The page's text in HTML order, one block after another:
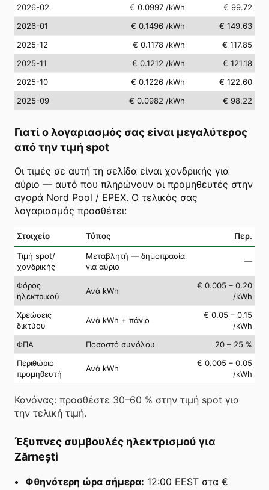
2026-02
€ 0.0997 /kWh
€ 99.72
2026-01
€ 0.1496 /kWh
€ 149.63
2025-12
€ 0.1178 /kWh
€ 117.85
2025-11
€ 0.1212 /kWh
€ 121.18
2025-10
€ 0.1226 /kWh
€ 122.60
2025-09
€ 0.0982 /kWh € 98.22
Γιατί ο λογαριασμός σας είναι μεγαλύτερος
από την τιμή spot
Οι τιμές σε αυτή τη σελίδα είναι χονδρικής για
αύριο — αυτό που πληρώνουν οι προμηθευτές στην
αγορά Nord Pool / EPEX. Ο τελικός σας
λογαριασμός προσθέτει:
Στοιχείο Τύπος Περ.
Τιμή spot/
χονδρικής
Μεταβλητή — δημοπρασία
για αύριο
—
Φόρος
ηλεκτρικού
Ανά kWh
€ 0.005 – 0.20
/kWh
Χρεώσεις
δικτύου
Ανά kWh + πάγιο
€ 0.05 – 0.15
/kWh
ΦΠΑ
Ποσοστό συνόλου
20 – 25 %
Περιθώριο
προμηθευτή
Ανά kWh
€ 0.005 – 0.05
/kWh
Κανόνας: προσθέστε 30–60 % στην τιμή spot για
την τελική τιμή.
Έξυπνες συμβουλές ηλεκτρισμού για
Zărnești
Φθηνότερη ώρα σήμερα: 12:00 EEST στα €